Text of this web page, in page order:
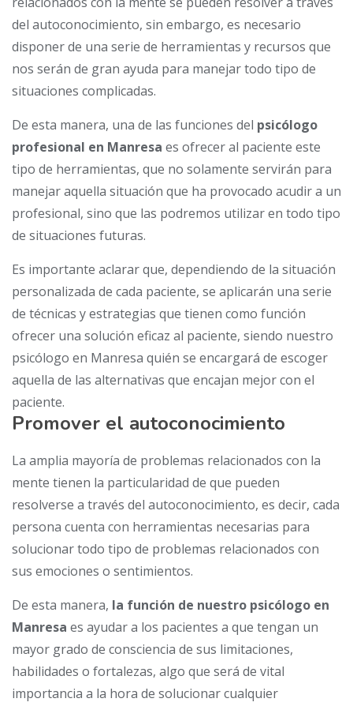
del autoconocimiento, sin embargo, es necesario
disponer de una serie de herramientas y recursos que
nos serán de gran ayuda para manejar todo tipo de
situaciones complicadas.
De esta manera, una de las funciones del psicólogo
profesional en Manresa es ofrecer al paciente este
tipo de herramientas, que no solamente servirán para
manejar aquella situación que ha provocado acudir a un
profesional, sino que las podremos utilizar en todo tipo
de situaciones futuras.
Es importante aclarar que, dependiendo de la situación
personalizada de cada paciente, se aplicarán una serie
de técnicas y estrategias que tienen como función
ofrecer una solución eficaz al paciente, siendo nuestro
psicólogo en Manresa quién se encargará de escoger
aquella de las alternativas que encajan mejor con el
paciente.
Promover el autoconocimiento
La amplia mayoría de problemas relacionados con la
mente tienen la particularidad de que pueden
resolverse a través del autoconocimiento, es decir, cada
persona cuenta con herramientas necesarias para
solucionar todo tipo de problemas relacionados con
sus emociones o sentimientos.
De esta manera, la función de nuestro psicólogo en
Manresa es ayudar a los pacientes a que tengan un
mayor grado de consciencia de sus limitaciones,
habilidades o fortalezas, algo que será de vital
importancia a la hora de solucionar cualquier